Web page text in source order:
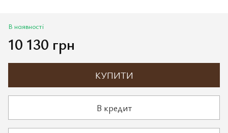
В наявності
10 130 грн
КУПИТИ
В кредит